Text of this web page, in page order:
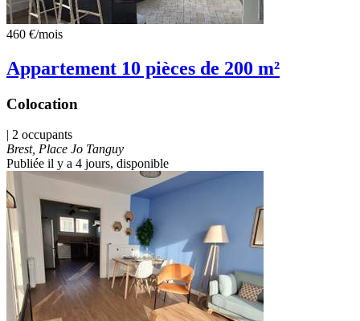
460 €/mois
Appartement 10 pièces de 200 m²
Colocation
| 2 occupants
Brest, Place Jo Tanguy
Publiée il y a 4 jours, disponible